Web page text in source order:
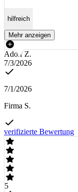
hilfreich
Mehr anzeigen
Adolf Z.
7/3/2026
7/1/2026
Firma S.
verifizierte Bewertung
5